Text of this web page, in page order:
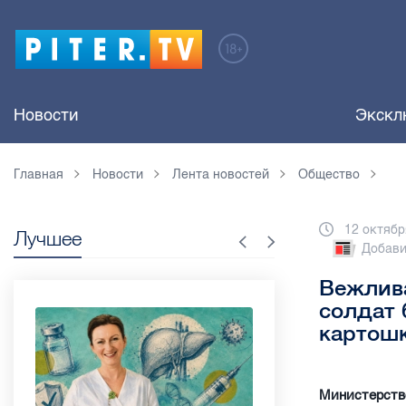
Новости
Главная Новости Лента новостей Общество
12
солдат
Лучшее